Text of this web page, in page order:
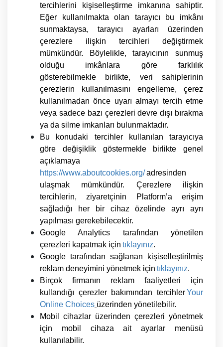
tercihlerini kişiselleştirme imkanına sahiptir.
Eğer kullanılmakta olan tarayıcı bu imkânı
sunmaktaysa, tarayıcı ayarları üzerinden
çerezlere ilişkin tercihleri değiştirmek
mümkündür. Böylelikle, tarayıcının sunmuş
olduğu imkânlara göre farklılık
gösterebilmekle birlikte, veri sahiplerinin
çerezlerin kullanılmasını engelleme, çerez
kullanılmadan önce uyarı almayı tercih etme
veya sadece bazı çerezleri devre dışı bırakma
ya da silme imkanları bulunmaktadır.
Bu konudaki tercihler kullanılan tarayıcıya
göre değişiklik göstermekle birlikte genel
açıklamaya
https://www.aboutcookies.org/adresinden
ulaşmak mümkündür. Çerezlere ilişkin
tercihlerin, ziyaretçinin Platform’a erişim
sağladığı her bir cihaz özelinde ayrı ayrı
yapılması gerekebilecektir.
Google Analytics tarafından yönetilen
çerezleri kapatmak için tıklayınız.
Google tarafından sağlanan kişiselleştirilmiş
reklam deneyimini yönetmek için tıklayınız.
Birçok firmanın reklam faaliyetleri için
kullandığı çerezler bakımından tercihlerYour
Online Choices üzerinden yönetilebilir.
Mobil cihazlar üzerinden çerezleri yönetmek
için mobil cihaza ait ayarlar menüsü
kullanılabilir.